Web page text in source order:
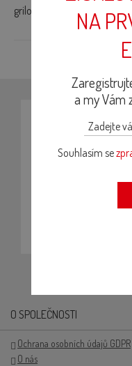
grilovaným masům)
NENECHTE
Přihlašte se k
pravidelně
O SPOLEČNOSTI
Ochrana osobních údajů GDPR
O nás
NA
a my Vám
Souhlasím se